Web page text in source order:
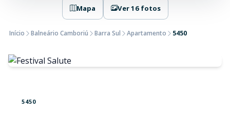
Mapa Ver 16 fotos
Início Balneário Camboriú Barra Sul Apartamento 5450
5450